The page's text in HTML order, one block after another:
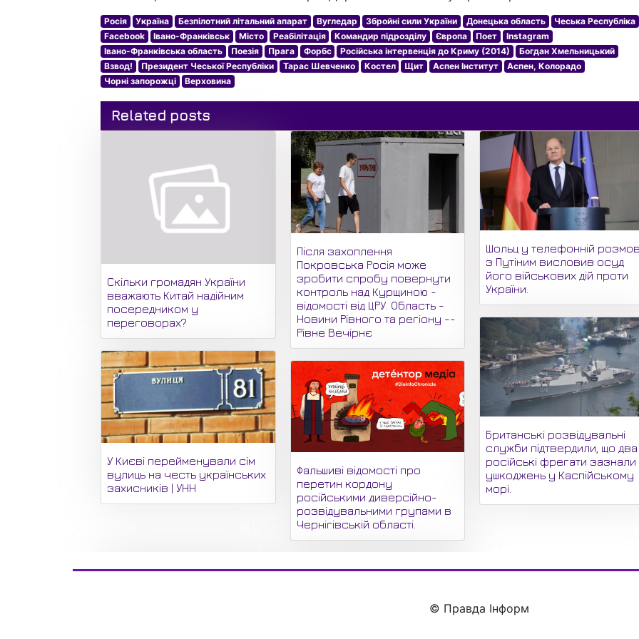
Росія Україна Безпілотний літальний апарат Вугледар Збройні сили України Донецька область
Чеська Республіка
Facebook
Івано-Франківськ Місто Реабілітація Командир підрозділу Європа Поет
Instagram
Івано-Франківська область
Поезія Прага Форбс Російська інтервенція до Криму (2014)
Богдан Хмельницький
Взвод!
Президент Чеської Республіки Тарас Шевченко Костел Щит Аспен Інститут
Аспен, Колорадо
Чорні запорожці
Верховина
Related posts
Скільки громадян України
вважають Китай надійним
посередником у
переговорах?
У Києві перейменували сім
вулиць на честь українських
захисників | УНН
Після захоплення
Покровська Росія може
зробити спробу повернути
контроль над Курщиною -
відомості від ЦРУ. Область -
Новини Рівного та регіону --
Рівне Вечірнє
Фальшиві відомості про
перетин кордону
російськими диверсійно-
розвідувальними групами в
Чернігівській області.
Шольц у телефонній
з Путіним висловив осуд
його військових дій проти
України.
Британські розвідувальні
служби підтвердили, що два
російські фрегати зазнали
ушкоджень у Каспійському
морі.
© Правда Інформ